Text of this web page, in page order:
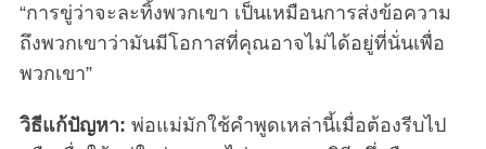
“การขู่ว่าจะละทิ้งพวกเขา เป็นเหมือนการส่งข้อความ
ถึงพวกเขาว่ามันมีโอกาสที่คุณอาจไม่ได้อยู่ที่นั่นเพื่อ
พวกเขา”
วิธีแก้ปัญหา: พ่อแม่มักใช้คำพูดเหล่านี้เมื่อต้องรีบไป